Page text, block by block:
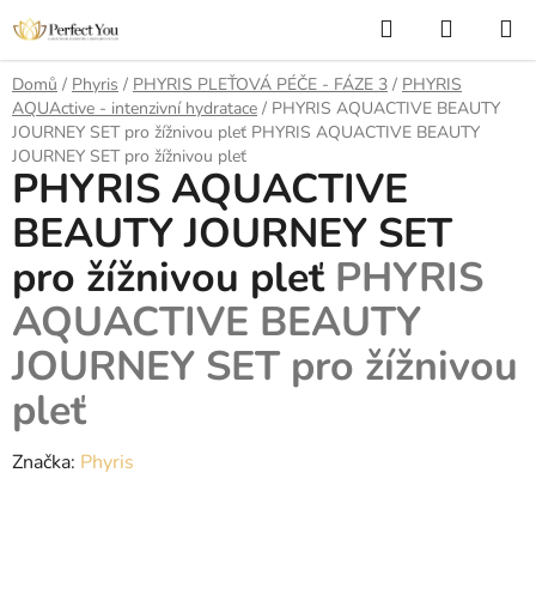
Přejít
na
obsah
Hledat
KOŠÍK
Domů / Phyris / PHYRIS PLEŤOVÁ PÉČE - FÁZE 3 / PHYRIS
AQUActive - intenzivní hydratace / PHYRIS AQUACTIVE BEAUTY
JOURNEY SET pro žížnivou pleť PHYRIS AQUACTIVE BEAUTY
JOURNEY SET pro žížnivou pleť
PHYRIS AQUACTIVE
BEAUTY JOURNEY SET
pro žížnivou pleť PHYRIS
AQUACTIVE BEAUTY
JOURNEY SET pro žížnivou
pleť
Značka: Phyris